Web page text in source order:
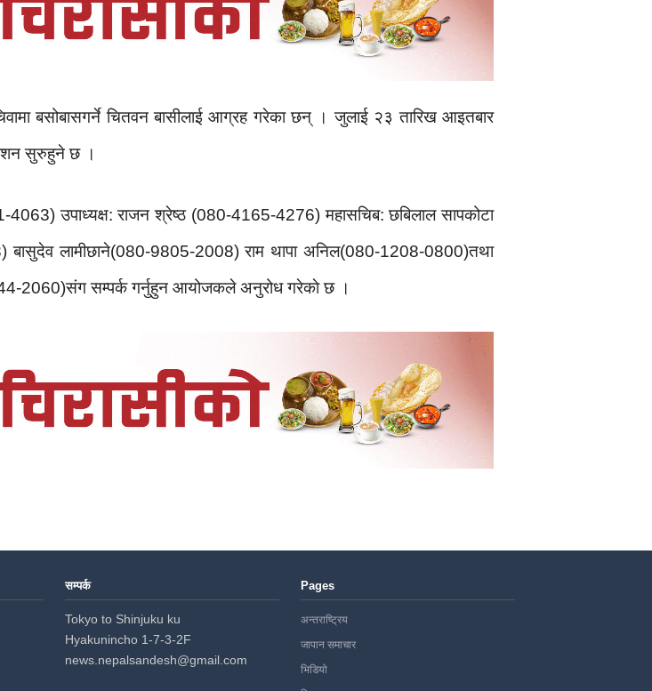
बसोबासगर्ने चितवन बासीलाई आग्रह गरेका छन् । जुलाई २३ तारिख आइतबार
सुरुहुने छ ।
उपाध्यक्ष: राजन श्रेष्ठ (080-4165-4276) महासचिब: छबिलाल सापकोटा
लामीछाने(080-9805-2008) राम थापा अनिल(080-1208-0800)तथा
2060)संग सम्पर्क गर्नुहुन आयोजकले अनुरोध गरेकाे छ ।
सम्पर्क
Tokyo to Shinjuku ku
Hyakunincho 1-7-3-2F
news.nepalsandesh@gmail.com
Pages
अन्तराष्ट्रिय
जापान समाचार
भिडियो